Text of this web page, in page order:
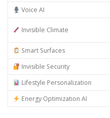
Voice AI
Invisible Climate
Smart Surfaces
Invisible Security
Lifestyle Personalization
Energy Optimization AI